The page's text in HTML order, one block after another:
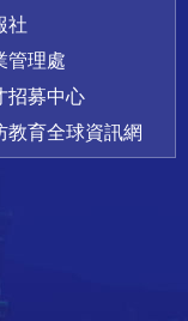
社
管理處
招募中心
教育全球資訊網